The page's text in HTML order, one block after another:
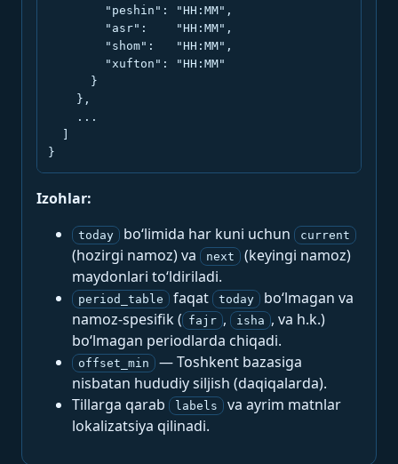
        "peshin": "HH:MM",
        "asr":    "HH:MM",
        "shom":   "HH:MM",
        "xufton": "HH:MM"
      }
    },
    ...
}
Izohlar:
today bo‘limida har kuni uchun current
(hozirgi namoz) va next
(keyingi namoz)
maydonlari to‘ldiriladi.
period_table faqat today
bo‘lmagan va
namoz-spesifik ( fajr , isha , va h.k.)
bo‘lmagan periodlarda chiqadi.
offset_min
— Toshkent bazasiga
nisbatan hududiy siljish (daqiqalarda).
Tillarga qarab
labels
va ayrim matnlar
lokalizatsiya qilinadi.